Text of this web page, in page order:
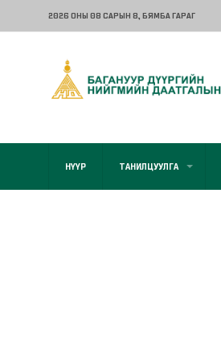
2026 ОНЫ 08 САРЫН 8, БЯМБА ГАРАГ
НҮҮР ТАНИЛЦУУЛГА